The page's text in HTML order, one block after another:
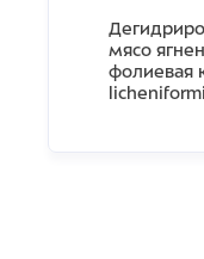
мясо
фолиевая